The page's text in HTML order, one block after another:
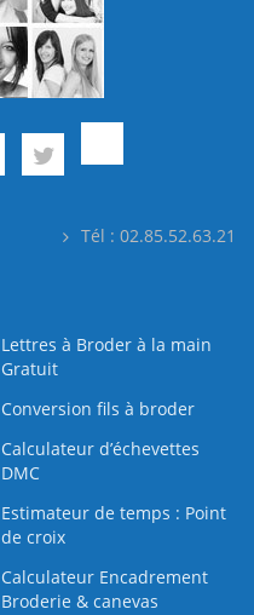
Tél : 02.85.52.63.21
Lettres à Broder à la main
Gratuit
Conversion fils à broder
Calculateur d’échevettes
DMC
Estimateur de temps : Point
de croix
Calculateur Encadrement
Broderie & canevas